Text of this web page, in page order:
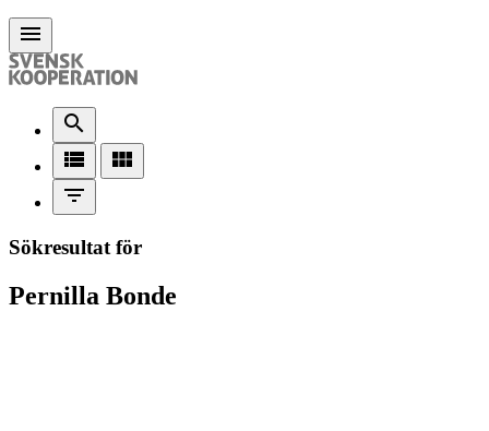
menu
search
view_list
view_module
filter_list
Sökresultat för
Pernilla Bonde